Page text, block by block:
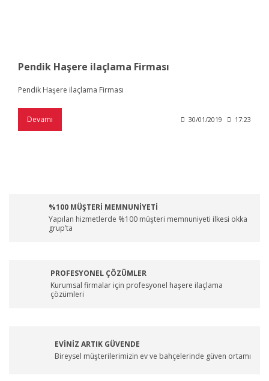
Pendik Haşere ilaçlama Firması
Pendik Haşere ilaçlama Firması
Devamı 30/01/2019 17:23
%100 MÜŞTERİ MEMNUNİYETİ
Yapılan hizmetlerde %100 müşteri memnuniyeti ilkesi okka
grup’ta
PROFESYONEL ÇÖZÜMLER
Kurumsal firmalar için profesyonel haşere ilaçlama
çözümleri
EVİNİZ ARTIK GÜVENDE
Bireysel müşterilerimizin ev ve bahçelerinde güven ortamı